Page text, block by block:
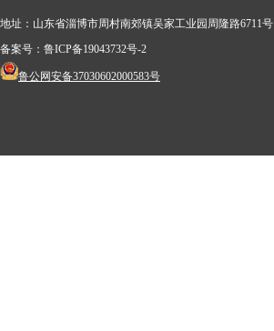
地址：山东省淄博市周村南郊镇吴家工业园周隆路6711号
备案号： 鲁ICP备19043732号-2
鲁公网安备37030602000583号